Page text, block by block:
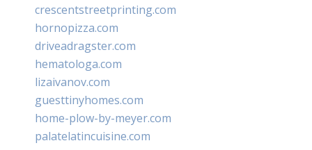
crescentstreetprinting.com
hornopizza.com
driveadragster.com
hematologa.com
lizaivanov.com
guesttinyhomes.com
home-plow-by-meyer.com
palatelatincuisine.com